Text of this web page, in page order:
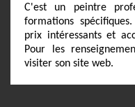
C'est un peintre
formations
prix intéressants et
Pour les
visiter son site web.